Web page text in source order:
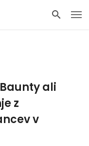
ali
z
v